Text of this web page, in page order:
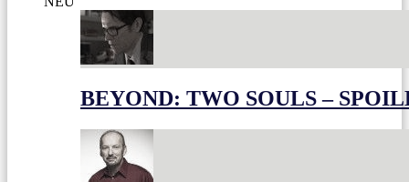
BEYOND: TWO SOULS –